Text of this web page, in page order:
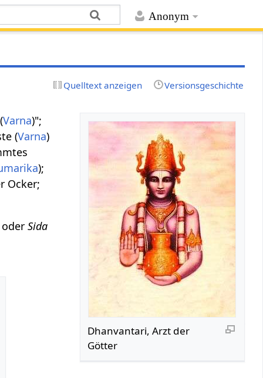
Anonym
Quelltext anzeigen Versionsgeschichte
Dhanvantari, Arzt der
Götter
Varna)";
(Varna)
);
Ocker;
oderSida